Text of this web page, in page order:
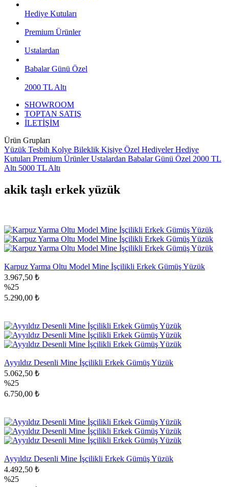
Hediye Kutuları
Premium Ürünler
Ustalardan
Babalar Günü Özel
2000 TL Altı
SHOWROOM
TOPTAN SATIŞ
İLETİŞİM
Ürün Grupları
Yüzük Tesbih Kolye Bileklik Kişiye Özel Hediyeler Hediye
Kutuları Premium Ürünler Ustalardan Babalar Günü Özel 2000 TL
Altı 5000 TL Altı
akik taşlı erkek yüzük
Karpuz Yarma Oltu Model Mine İşçilikli Erkek Gümüş Yüzük
3.967,50 ₺
%25
5.290,00 ₺
Ayyıldız Desenli Mine İşçilikli Erkek Gümüş Yüzük
5.062,50 ₺
%25
6.750,00 ₺
Ayyıldız Desenli Mine İşçilikli Erkek Gümüş Yüzük
4.492,50 ₺
%25